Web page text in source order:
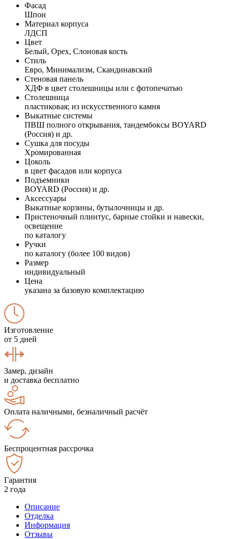
Фасад
Шпон
Материал корпуса
ЛДСП
Цвет
Белый, Орех, Слоновая кость
Стиль
Евро, Минимализм, Скандинавский
Стеновая панель
ХДФ в цвет столешницы или с фотопечатью
Столешница
пластиковая; из искусственного камня
Выкатные системы
ПВШ полного открывания, тандембоксы BOYARD
(Россия) и др.
Сушка для посуды
Хромированная
Цоколь
в цвет фасадов или корпуса
Подъемники
BOYARD (Россия) и др.
Аксессуары
Выкатные корзины, бутылочницы и др.
Пристеночный плинтус, барные стойки и навески,
освещение
по каталогу
Ручки
по каталогу (более 100 видов)
Размер
индивидуальный
Цена
указана за базовую комплектацию
Изготовление
от 5 дней
Замер, дизайн
и доставка бесплатно
Оплата наличными, безналичный расчёт
Беспроцентная рассрочка
Гарантия
2 года
Описание
Отделка
Информация
Отзывы